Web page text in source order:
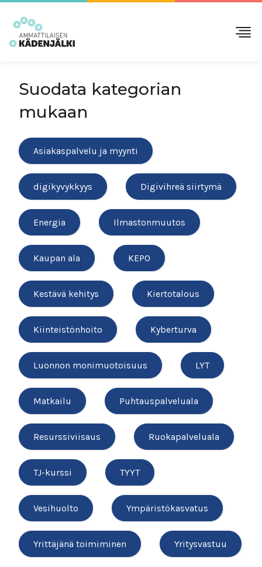
Suodata kategorian
mukaan
Asiakaspalvelu ja myynti
digikyvykkyys Digivihreä siirtymä
Energia Ilmastonmuutos
Kaupan ala KEPO
Kestävä kehitys Kiertotalous
Kiinteistönhoito Kyberturva
Luonnon monimuotoisuus LYT
Matkailu Puhtauspalveluala
Resurssiviisaus Ruokapalveluala
TJ-kurssi TYYT
Vesihuolto Ympäristökasvatus
Yrittäjänä toimiminen Yritysvastuu